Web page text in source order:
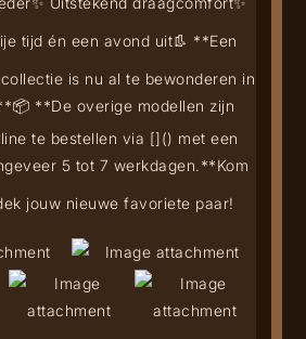
tijd én een avond uit👢 **Een
is nu al te bewonderen in
📦 **De overige modellen zijn
te bestellen via []() met een
5 tot 7 werkdagen.**Kom
jouw nieuwe favoriete paar!